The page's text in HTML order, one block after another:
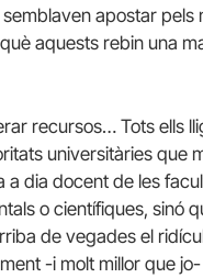
apostar pels
aquests rebin una
recursos… Tots ells
universitàries que
dia docent de les
o científiques, sinó
de vegades el
-i molt millor que